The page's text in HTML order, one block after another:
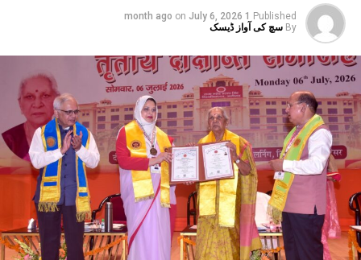
Published
1 month ago
on July 6, 2026
By سچ کی آواز ڈیسک